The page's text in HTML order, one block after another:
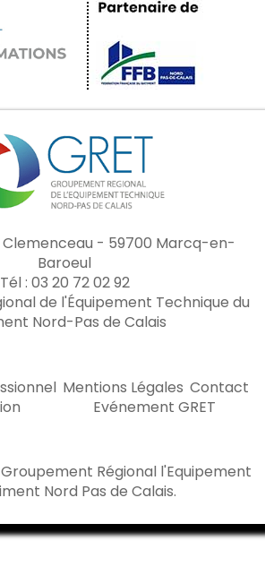
- 59700 Marcq-en-
Baroeul
Tél : 03 20 72 02 92
de l'Équipement Technique du
Nord-Pas de Calais
Mentions Légales Contact
Evénement GRET
Régional l'Equipement
Nord Pas de Calais.